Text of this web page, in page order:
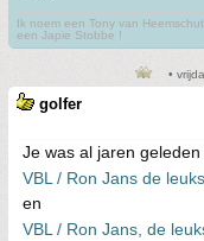
Ik noem een Tony van
een Japie Stobbe !
•
golfer
Je was al jaren
VBL / Ron Jans de
en
VBL / Ron Jans, de